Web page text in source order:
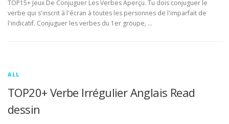
TOP15+ Jeux De Conjuguer Les Verbes Aperçu. Tu dois conjuguer le
verbe qui s'inscrit à l'écran à toutes les personnes de l'imparfait de
l'indicatif. Conjuguer les verbes du 1er groupe, …
ALL
TOP20+ Verbe Irrégulier Anglais Read
dessin